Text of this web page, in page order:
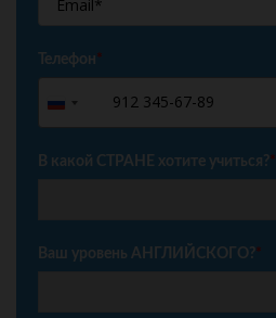
Телефон*
Russia
+7
В какой СТРАНЕ хотите учиться?*
Ваш уровень АНГЛИЙСКОГО?*